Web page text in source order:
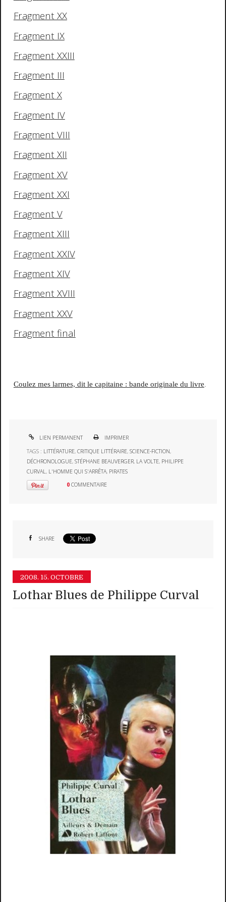
Fragment XX
Fragment IX
Fragment XXIII
Fragment III
Fragment X
Fragment IV
Fragment VIII
Fragment XII
Fragment XV
Fragment XXI
Fragment V
Fragment XIII
Fragment XXIV
Fragment XIV
Fragment XVIII
Fragment XXV
Fragment final
Coulez mes larmes, dit le capitaine : bande originale du livre.
LIEN PERMANENT
IMPRIMER
TAGS : LITTÉRATURE,CRITIQUE LITTÉRAIRE,SCIENCE-FICTION,
DÉCHRONOLOGUE,STÉPHANE BEAUVERGER, LA VOLTE, PHILIPPE
CURVAL , L'HOMME QUI S'ARRÊTA, PIRATES
0 COMMENTAIRE
SHARE
2008. 15. OCTOBRE
Lothar Blues de Philippe Curval